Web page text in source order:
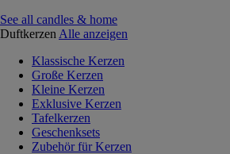
See all candles & home
Duftkerzen Alle anzeigen
Klassische Kerzen
Große Kerzen
Kleine Kerzen
Exklusive Kerzen
Tafelkerzen
Geschenksets
Zubehör für Kerzen